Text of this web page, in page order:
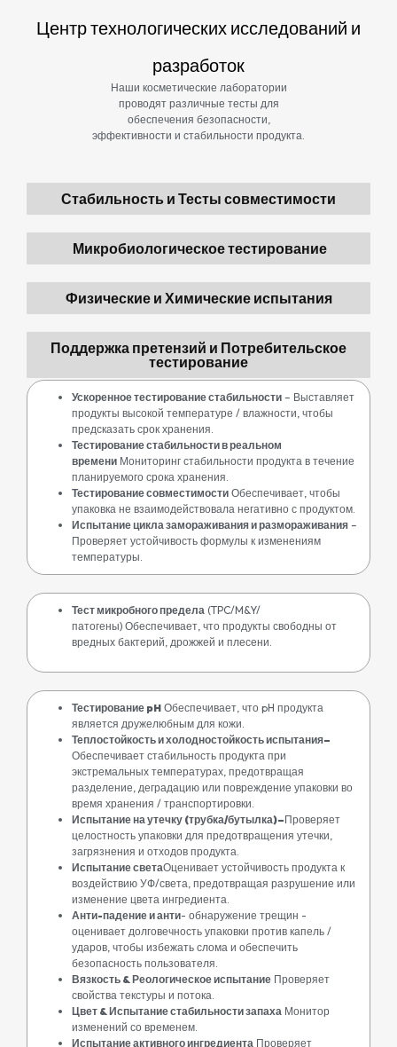
Центр технологических исследований и
разработок
Наши косметические лаборатории
проводят различные тесты для
обеспечения безопасности,
эффективности и стабильности продукта.
Стабильность и Тесты совместимости
Микробиологическое тестирование
Физические и Химические испытания
Поддержка претензий и Потребительское
тестирование
Ускоренное тестирование стабильности – Выставляет
продукты высокой температуре / влажности, чтобы
предсказать срок хранения.
Тестирование стабильности в реальном
времени Мониторинг стабильности продукта в течение
планируемого срока хранения.
Тестирование совместимости Обеспечивает, чтобы
упаковка не взаимодействовала негативно с продуктом.
Испытание цикла замораживания и размораживания –
Проверяет устойчивость формулы к изменениям
температуры.
Тест микробного предела (TPC/M&Y/
патогены) Обеспечивает, что продукты свободны от
вредных бактерий, дрожжей и плесени.
Тестирование pH Обеспечивает, что pH продукта
является дружелюбным для кожи.
Теплостойкость и холодностойкость испытания–
Обеспечивает стабильность продукта при
экстремальных температурах, предотвращая
разделение, деградацию или повреждение упаковки во
время хранения / транспортировки.
Испытание на утечку (трубка/бутылка)–Проверяет
целостность упаковки для предотвращения утечки,
загрязнения и отходов продукта.
Испытание светаОценивает устойчивость продукта к
воздействию УФ/света, предотвращая разрушение или
изменение цвета ингредиента.
Анти-падение и анти- обнаружение трещин -
оценивает долговечность упаковки против капель /
ударов, чтобы избежать слома и обеспечить
безопасность пользователя.
Вязкость & Реологическое испытание Проверяет
свойства текстуры и потока.
Цвет & Испытание стабильности запаха Монитор
изменений со временем.
Испытание активного ингредиента Проверяет